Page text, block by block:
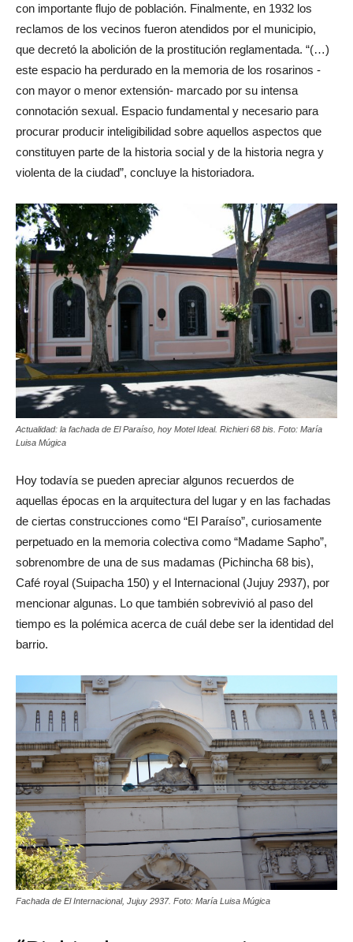
sus negocios funcionaban mejor por encontrarse en un sitio
con importante flujo de población. Finalmente, en 1932 los
reclamos de los vecinos fueron atendidos por el municipio,
que decretó la abolición de la prostitución reglamentada. “(…)
este espacio ha perdurado en la memoria de los rosarinos -
con mayor o menor extensión- marcado por su intensa
connotación sexual. Espacio fundamental y necesario para
procurar producir inteligibilidad sobre aquellos aspectos que
constituyen parte de la historia social y de la historia negra y
Actualidad: la fachada de El Paraíso, hoy Motel Ideal. Richieri 68 bis. Foto: María
Hoy todavía se pueden apreciar algunos recuerdos de
aquellas épocas en la arquitectura del lugar y en las fachadas
de ciertas construcciones como “El Paraíso”, curiosamente
perpetuado en la memoria colectiva como “Madame Sapho”,
sobrenombre de una de sus madamas (Pichincha 68 bis),
Café royal (Suipacha 150) y el Internacional (Jujuy 2937), por
mencionar algunas. Lo que también sobrevivió al paso del
tiempo es la polémica acerca de cuál debe ser la identidad del